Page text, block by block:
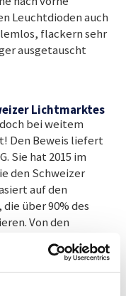
Leuchtdioden auch
flackern sehr
ausgetauscht
Lichtmarktes
bei weitem
Den Beweis liefert
Sie hat 2015 im
den Schweizer
auf den
über 90% des
Von den
mit der
Marktleader –